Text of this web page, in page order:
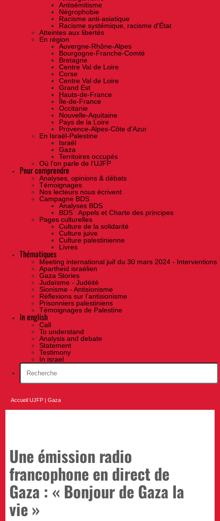
Antisémitisme
Négrophobie
Racisme anti-asiatique
Racisme systémique, racisme d'État
Atteintes aux libertés
En région
Auvergne-Rhône-Alpes
Bourgogne-Franche-Comté
Bretagne
Centre Val de Loire
Corse
Centre Val de Loire
Grand Est
Hauts-de-France
Île-de-France
Occitanie
Nouvelle-Aquitaine
Pays de la Loire
Provence-Alpes-Côte d'Azur
En Israël-Palestine
Israël
Gaza
Territoires occupés
Où l'on parle de l'UJFP
Pour comprendre
Analyses, opinions & débats
Témoignages
Nos lecteurs nous écrivent
Campagne BDS
Analyses BDS
BDS : Appels et Charte des principes
Pages culturelles
Culture de la solidarité
Culture juive
Culture palestinienne
Livres
Thématiques
Meeting international juif du 30 mars 2024 - Interventions
Apartheid israélien
Gaza Stories
Judaïsme - Judéité
Sionisme - Antisionisme
Réflexions sur l’antisionisme
Prisonniers palestiniens
Témoignages de Palestine
In english
Call
To understand
Analysis and debate
Statement
Testimony
In israel
Accueil UJFP |Gaza
Une émission radio
francophone en direct de
Gaza : « Bonjour de Gaza la
vie »